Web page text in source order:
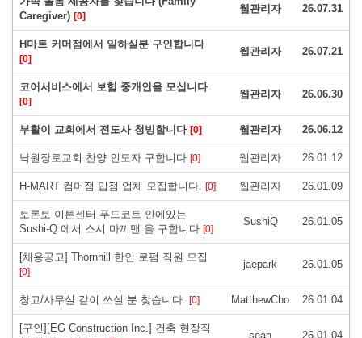
Caregiver) [0]
웹관리자 26.07.31
H마트 커머점에서 일하실분 구인합니다
[0]
웹관리자 26.07.21
코어서비스에서 보험 중개인을 모십니다
[0]
웹관리자 26.06.30
부활이 교회에서 전도사 청빙합니다 [0] 웹관리자 26.06.12
낙원장로교회 찬양 인도자 구합니다 [0] 웹관리자 26.01.12
H-MART 컴머점 입점 업체 모집합니다. [0] 웹관리자 26.01.09
토론토 이튼센터 푸드코트 안에있는
Sushi-Q 에서 스시 마끼맨 을 구합니다 [0]
SushiQ 26.01.05
[채용공고] Thornhill 한인 로펌 직원 모집
[0]
jaepark 26.01.05
창고/사무실 같이 쓰실 분 찾습니다. [0] MatthewCho 26.01.04
[구인][EG Construction Inc.] 건축 현장직
sean 26.01.04